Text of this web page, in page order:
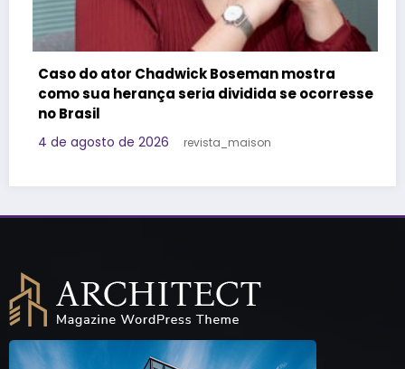
mostra
ocorresse
do Programa Roda de Negócios